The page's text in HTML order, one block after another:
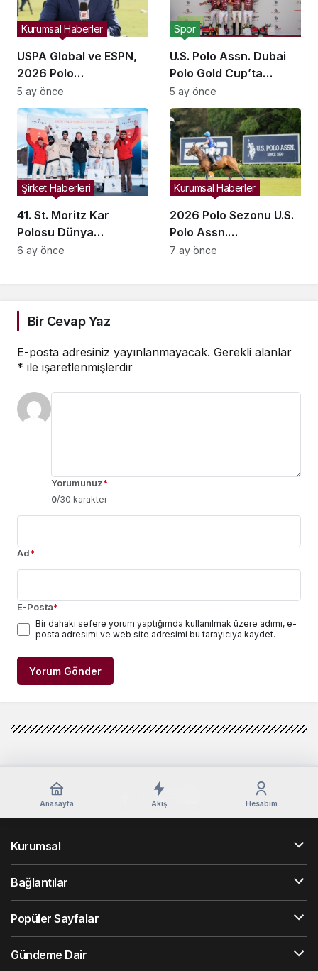
USPA Global ve ESPN,
2026 Polo
Şampiyonaları İçin
Yayın Ortaklığını
Genişletti
Kurumsal Haberler
5 ay önce
U.S. Polo Assn. Dubai
Polo Gold Cup’ta
Üçüncü Kez Sponsor
Oldu: Neden Önemli?
Spor
5 ay önce
41. St. Moritz Kar
Polosu Dünya
Kupası’nda Şampiyon
Şirket Haberleri
6 ay önce
2026 Polo Sezonu U.S.
Polo Assn.
Sponsorluğunda
Kurumsal Haberler
7 ay önce
Bir Cevap Yaz
E-posta adresiniz yayınlanmayacak. Gerekli alanlar
* ile işaretlenmişlerdir
Yorumunuz*
0/30 karakter
Ad*
E-Posta*
Bir dahaki sefere yorum yaptığımda kullanılmak üzere adımı, e-
posta adresimi ve web site adresimi bu tarayıcıya kaydet.
Yorum Gönder
Anasayfa Akış Hesabım
Kurumsal
Bağlantılar
Popüler Sayfalar
Gündeme Dair